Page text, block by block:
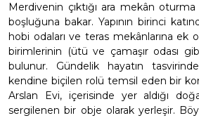
Merdivenin çıktığı ara mekân oturma
boşluğuna bakar. Yapının birinci
hobi odaları ve teras mekânlarına
birimlerinin (ütü ve çamaşır odası
bulunur. Gündelik hayatın
kendine biçilen rolü temsil eden bir
Arslan Evi, içerisinde yer aldığı
sergilenen bir obje olarak yerleşir.